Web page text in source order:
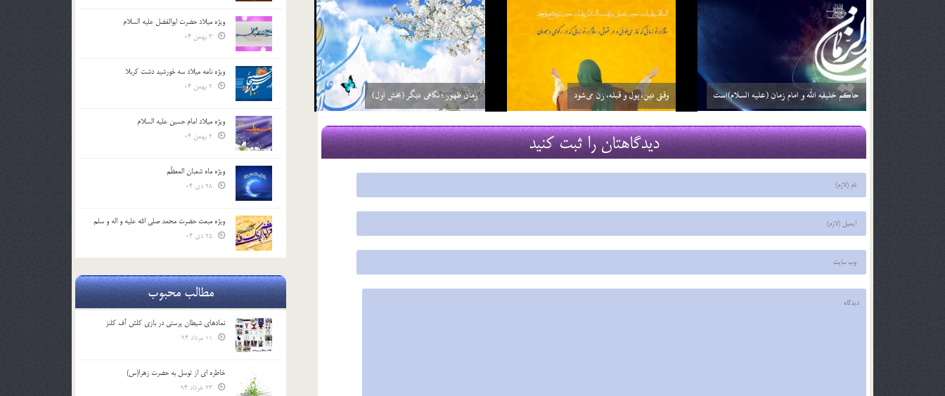
زمان ظهور ؛ نگاهی دیگر (بخش دوم)
29 اسفند 03
فرج نزدیک است یعنی چه؟
29 اسفند 03
مشخصات عصر ظهور در نهج البلاغه
22 شهریور 03
دیدگاهتان را ثبت کنید
ویژه میلاد حضرت ابوالفضل علیه السلام
ویژه نامه میلاد سه خورشید دشت کربلا
ویژه میلاد امام حسین علیه السلام
ویژه ماه شعبان المعظّم
ویژه مبعث حضرت محمد صلی الله علیه و اله و سلم
مطالب محبوب
نمادهای شیطان پرستی در بازی کلش آف کلنز
خاطره ای از توسل به حضرت زهرا(س)